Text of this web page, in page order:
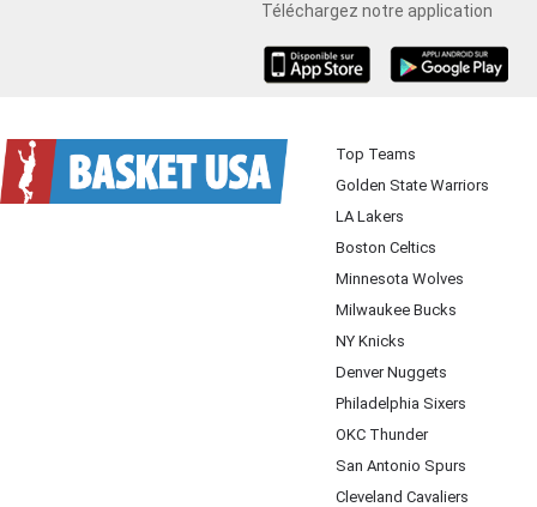
Téléchargez notre application
Top Teams
Golden State Warriors
LA Lakers
Boston Celtics
Minnesota Wolves
Milwaukee Bucks
NY Knicks
Denver Nuggets
Philadelphia Sixers
OKC Thunder
San Antonio Spurs
Cleveland Cavaliers